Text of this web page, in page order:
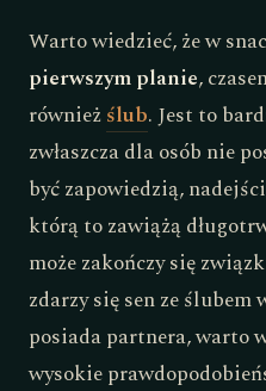
Warto wiedzieć, że w
pierwszym planie,
równieżślub. Jest to
zwłaszcza dla osób nie
być zapowiedzią,
którą to zawiążą
może zakończy się
zdarzy się sen ze
posiada partnera, warto
wysokie